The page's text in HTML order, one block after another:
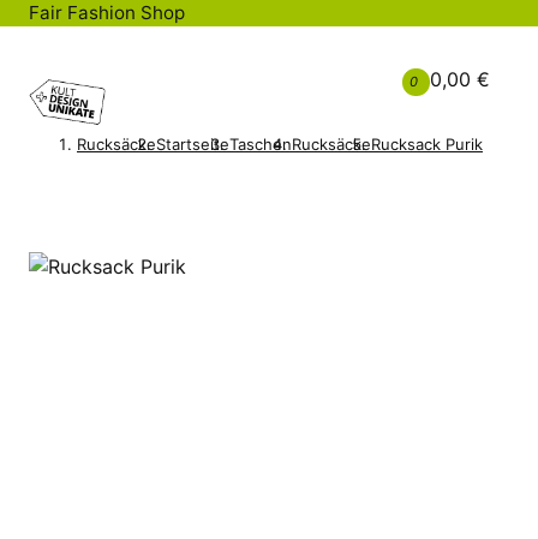
Fair Fashion Shop
0 0,00 €
RucksäckeStartseiteTaschenRucksäckeRucksack Purik